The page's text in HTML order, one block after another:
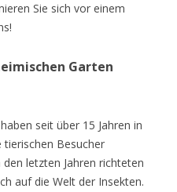
Sie sich vor einem
Garten
seit über 15 Jahren in
Besucher
letzten Jahren richteten
auf die Welt der Insekten.